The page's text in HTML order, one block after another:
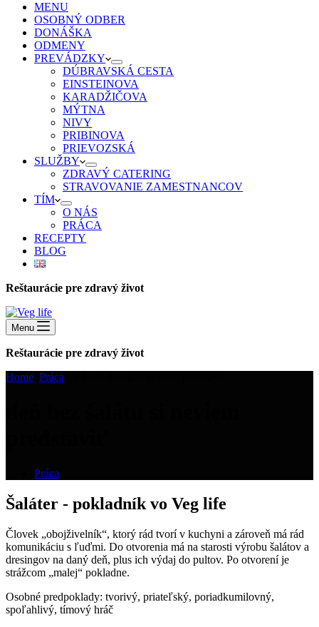
MENU
OSOBNÝ ODBER
DONÁŠKA
ODMENY
PREVÁDZKY
DÚBRAVSKÁ CESTA
EINSTEINOVA
KARADŽIČOVA
MÝTNA
NIVY
PRIBINOVA
PRIEVOZSKÁ
SLUŽBY
ZDRAVÝ CATERING
STRAVOVANIE ZAMESTNANCOV
TÍM
O NÁS
PRÁCA
RECEPTY
BLOG
Reštaurácie pre zdravý život
Menu
Reštaurácie pre zdravý život
Home Práca
Práca
Šaláter - pokladník vo Veg life
Človek „obojživelník“, ktorý rád tvorí v kuchyni a zároveň má rád
komunikáciu s ľuďmi. Do otvorenia má na starosti výrobu šalátov a
dresingov na daný deň, plus ich výdaj do pultov. Po otvorení je
strážcom „malej“ pokladne.
Osobné predpoklady: tvorivý, priateľský, poriadkumilovný,
spoľahlivý, tímový hráč